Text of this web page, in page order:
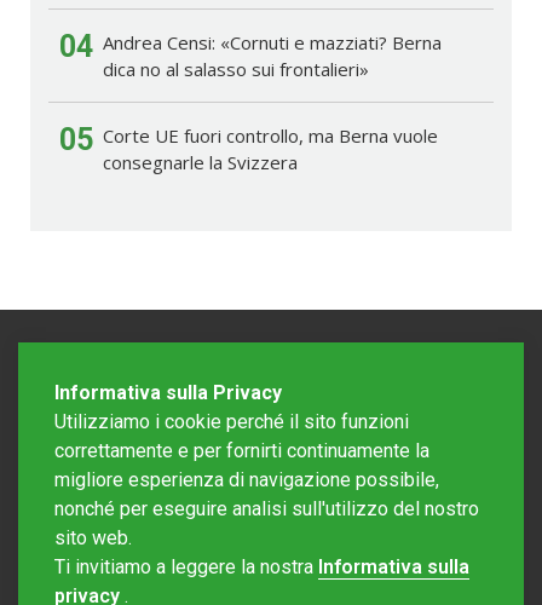
04 Andrea Censi: «Cornuti e mazziati? Berna
dica no al salasso sui frontalieri»
05 Corte UE fuori controllo, ma Berna vuole
consegnarle la Svizzera
Editore Rotostampa SA
Informativa sulla Privacy
Utilizziamo i cookie perché il sito funzioni
correttamente e per fornirti continuamente la
migliore esperienza di navigazione possibile,
nonché per eseguire analisi sull'utilizzo del nostro
sito web.
Ti invitiamo a leggere la nostra Informativa sulla
privacy .